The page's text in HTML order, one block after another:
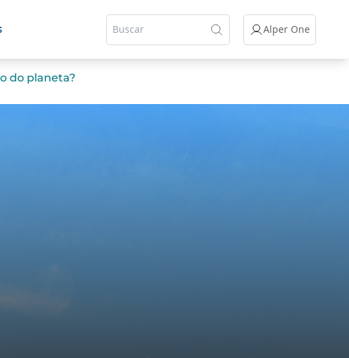
Alper One
do planeta?